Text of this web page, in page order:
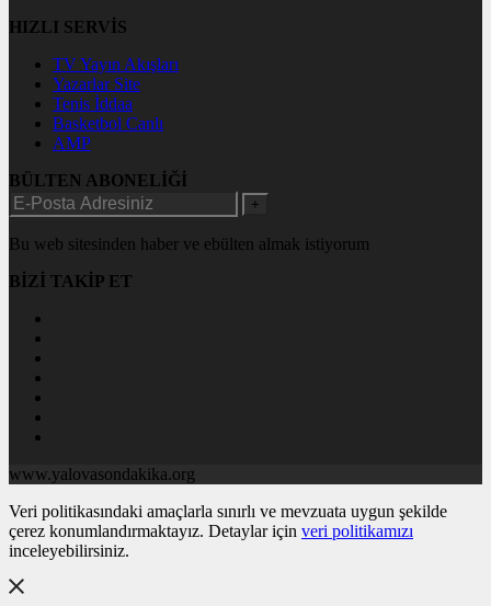
HIZLI SERVİS
TV Yayın Akışları
Yazarlar Site
Tenis İddaa
Basketbol Canlı
AMP
BÜLTEN ABONELİĞİ
+
Bu web sitesinden haber ve ebülten almak istiyorum
BİZİ TAKİP ET
www.yalovasondakika.org
Veri politikasındaki amaçlarla sınırlı ve mevzuata uygun şekilde
çerez konumlandırmaktayız. Detaylar için veri politikamızı
inceleyebilirsiniz.